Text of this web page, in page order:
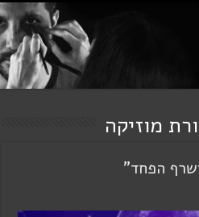
מוזיקה
הפחד"